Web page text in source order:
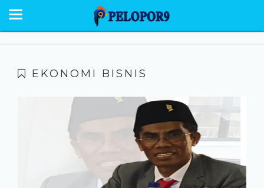
BERANDA
EKONOMI POLITIK
EKONOMI BISNIS